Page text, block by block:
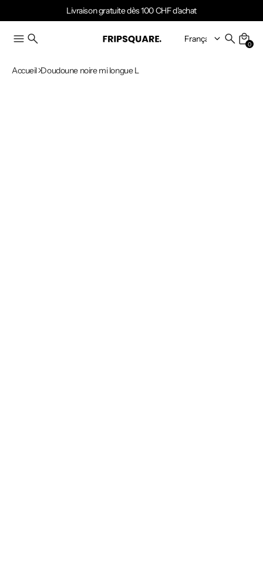
Livraison gratuite dès 100 CHF d'achat
0
Accueil Doudoune noire mi longue L